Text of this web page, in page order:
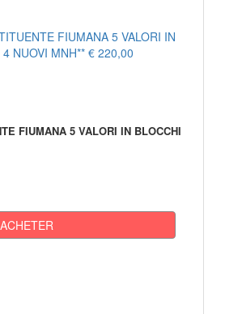
FIUMANA 5 VALORI IN BLOCCHI
ACHETER